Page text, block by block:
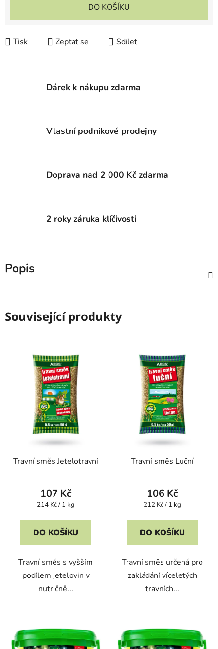
DO KOŠÍKU
Tisk Zeptat se Sdílet
Dárek k nákupu zdarma
Vlastní podnikové prodejny
Doprava nad 2 000 Kč zdarma
2 roky záruka klíčivosti
Popis
Související produkty
Travní směs Jetelotravní
107 Kč
Měrná
214 Kč / 1 kg
DO KOŠÍKU
Travní směs s vyšším
podílem jetelovin v
nutričně...
Travní směs Luční
106 Kč
Měrná
212 Kč / 1 kg
DO KOŠÍKU
Travní směs určená pro
zakládání víceletých
travních...